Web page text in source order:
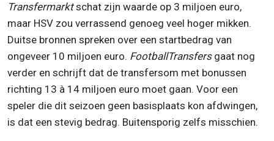
Transfermarktschat zijn waarde op 3 miljoen euro,
maar HSV zou verrassend genoeg veel hoger mikken.
Duitse bronnen spreken over een startbedrag van
ongeveer 10 miljoen euro. FootballTransfersgaat nog
verder en schrijft dat de transfersom met bonussen
richting 13 à 14 miljoen euro moet gaan. Voor een
speler die dit seizoen geen basisplaats kon afdwingen,
is dat een stevig bedrag. Buitensporig zelfs misschien.